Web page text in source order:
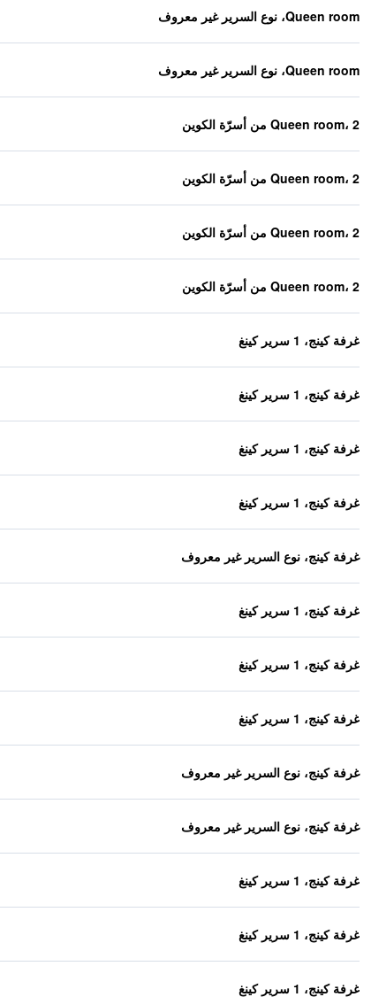
Queen room، نوع السرير غير معروف
Queen room، نوع السرير غير معروف
Queen room، 2 من أسرّة الكوين
Queen room، 2 من أسرّة الكوين
Queen room، 2 من أسرّة الكوين
Queen room، 2 من أسرّة الكوين
غرفة كينج، 1 سرير كينغ
غرفة كينج، 1 سرير كينغ
غرفة كينج، 1 سرير كينغ
غرفة كينج، 1 سرير كينغ
غرفة كينج، نوع السرير غير معروف
غرفة كينج، 1 سرير كينغ
غرفة كينج، 1 سرير كينغ
غرفة كينج، 1 سرير كينغ
غرفة كينج، نوع السرير غير معروف
غرفة كينج، نوع السرير غير معروف
غرفة كينج، 1 سرير كينغ
غرفة كينج، 1 سرير كينغ
غرفة كينج، 1 سرير كينغ